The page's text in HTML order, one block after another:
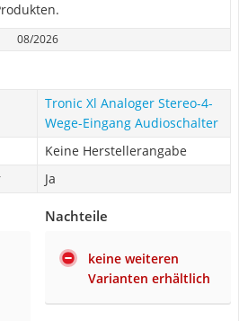
08/2026
Tronic Xl Analoger Stereo-4-
Wege-Eingang Audioschalter
Keine Herstellerangabe
Ja
Nachteile
keine weiteren
Varianten erhältlich